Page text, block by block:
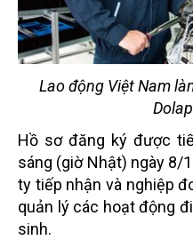
Lao động Việt Nam
Hồ sơ đăng ký được
sáng (giờ Nhật) ngày 8/
ty tiếp nhận và nghiệp
quản lý các hoạt động
sinh.